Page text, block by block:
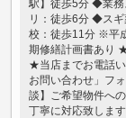
駅】徒歩5分 ◆業
リ：徒歩6分 ◆ス
校：徒歩11分 ※平
期修繕計画書あり
★当店までお電話
お問い合わせ」フ
談】ご希望物件へ
丁寧に対応致しま